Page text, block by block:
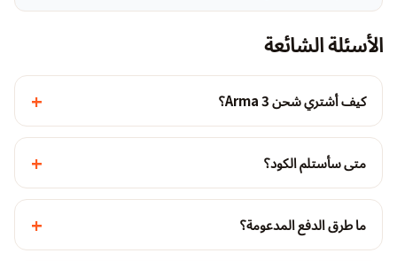
الأسئلة الشائعة
كيف أشتري شحن Arma 3؟ +
متى سأستلم الكود؟ +
ما طرق الدفع المدعومة؟ +